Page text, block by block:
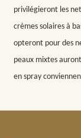
privilégieront les
crèmes solaires à
opteront pour des
peaux mixtes
en spray